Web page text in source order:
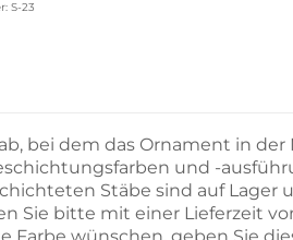
S-23
bei dem das Ornament in
und -
Stäbe sind auf Lager
Sie bitte mit einer Lieferzeit